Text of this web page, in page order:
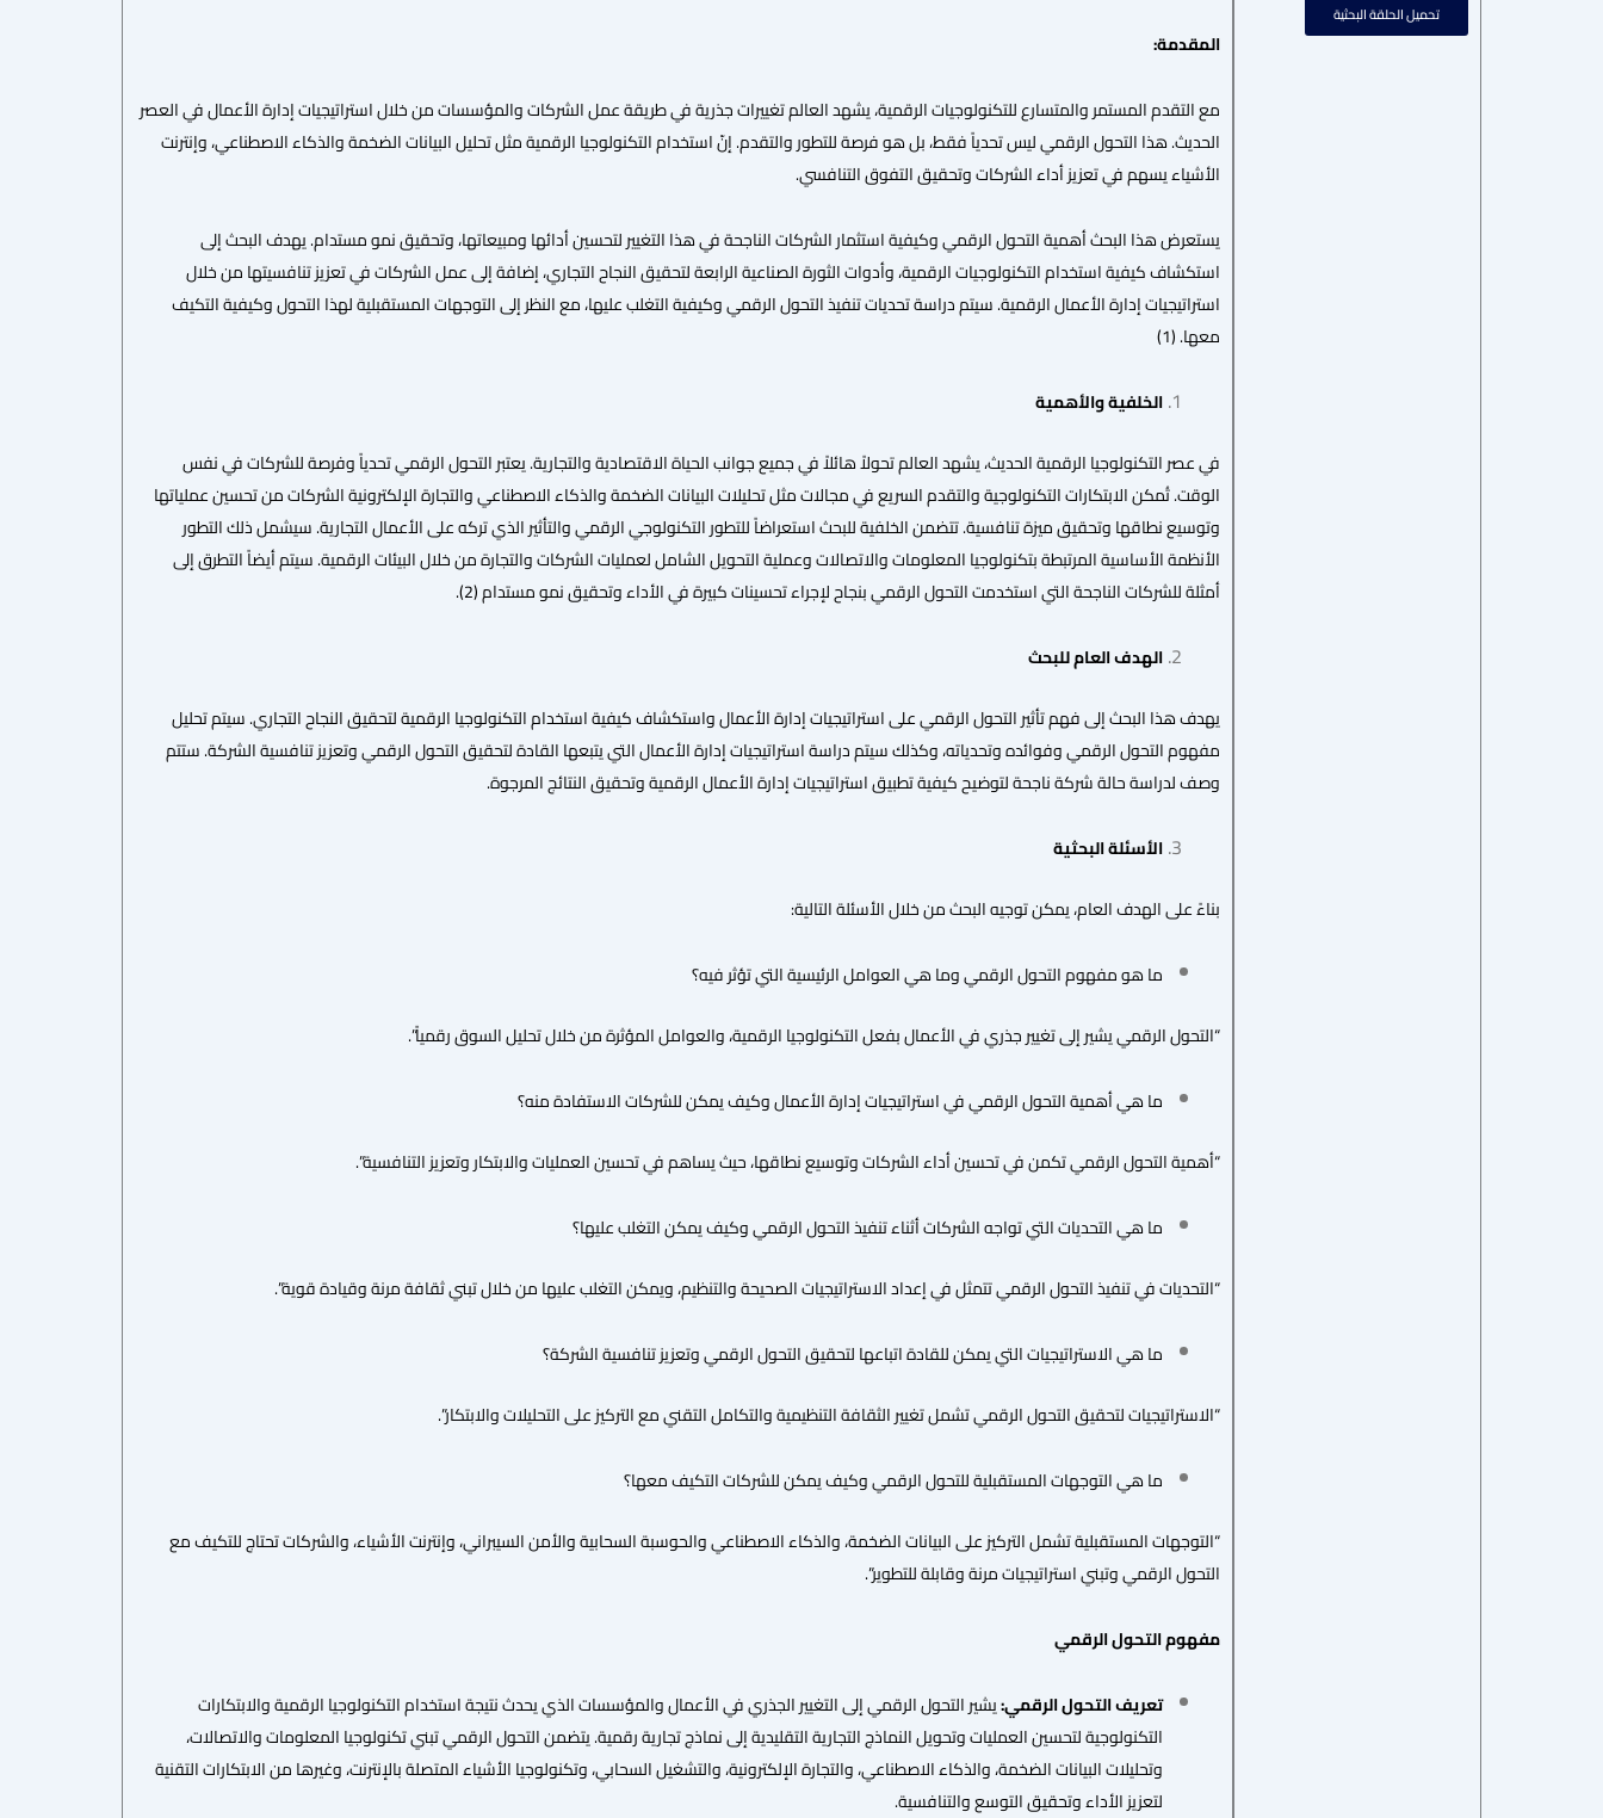
تحميل الحلقة البحثية
المقدمة:
مع التقدم المستمر والمتسارع للتكنولوجيات الرقمية، يشهد العالم تغييرات جذرية في طريقة عمل الشركات والمؤسسات من خلال استراتيجيات إدارة الأعمال في العصر
الحديث. هذا التحول الرقمي ليس تحدياً فقط، بل هو فرصة للتطور والتقدم. إنّ استخدام التكنولوجيا الرقمية مثل تحليل البيانات الضخمة والذكاء الاصطناعي، وإنترنت
الأشياء يسهم في تعزيز أداء الشركات وتحقيق التفوق التنافسي.
يستعرض هذا البحث أهمية التحول الرقمي وكيفية استثمار الشركات الناجحة في هذا التغيير لتحسين أدائها ومبيعاتها، وتحقيق نمو مستدام. يهدف البحث إلى
استكشاف كيفية استخدام التكنولوجيات الرقمية، وأدوات الثورة الصناعية الرابعة لتحقيق النجاح التجاري، إضافة إلى عمل الشركات في تعزيز تنافسيتها من خلال
استراتيجيات إدارة الأعمال الرقمية. سيتم دراسة تحديات تنفيذ التحول الرقمي وكيفية التغلب عليها، مع النظر إلى التوجهات المستقبلية لهذا التحول وكيفية التكيف
معها. (1)
الخلفية والأهمية
في عصر التكنولوجيا الرقمية الحديث، يشهد العالم تحولاً هائلاً في جميع جوانب الحياة الاقتصادية والتجارية. يعتبر التحول الرقمي تحدياً وفرصة للشركات في نفس
الوقت. تُمكن الابتكارات التكنولوجية والتقدم السريع في مجالات مثل تحليلات البيانات الضخمة والذكاء الاصطناعي والتجارة الإلكترونية الشركات من تحسين عملياتها
وتوسيع نطاقها وتحقيق ميزة تنافسية. تتضمن الخلفية للبحث استعراضاً للتطور التكنولوجي الرقمي والتأثير الذي تركه على الأعمال التجارية. سيشمل ذلك التطور
الأنظمة الأساسية المرتبطة بتكنولوجيا المعلومات والاتصالات وعملية التحويل الشامل لعمليات الشركات والتجارة من خلال البيئات الرقمية. سيتم أيضاً التطرق إلى
أمثلة للشركات الناجحة التي استخدمت التحول الرقمي بنجاح لإجراء تحسينات كبيرة في الأداء وتحقيق نمو مستدام (2).
الهدف العام للبحث
يهدف هذا البحث إلى فهم تأثير التحول الرقمي على استراتيجيات إدارة الأعمال واستكشاف كيفية استخدام التكنولوجيا الرقمية لتحقيق النجاح التجاري. سيتم تحليل
مفهوم التحول الرقمي وفوائده وتحدياته، وكذلك سيتم دراسة استراتيجيات إدارة الأعمال التي يتبعها القادة لتحقيق التحول الرقمي وتعزيز تنافسية الشركة. ستتم
وصف لدراسة حالة شركة ناجحة لتوضيح كيفية تطبيق استراتيجيات إدارة الأعمال الرقمية وتحقيق النتائج المرجوة.
الأسئلة البحثية
بناءً على الهدف العام، يمكن توجيه البحث من خلال الأسئلة التالية:
ما هو مفهوم التحول الرقمي وما هي العوامل الرئيسية التي تؤثر فيه؟
“التحول الرقمي يشير إلى تغيير جذري في الأعمال بفعل التكنولوجيا الرقمية، والعوامل المؤثرة من خلال تحليل السوق رقمياً”.
ما هي أهمية التحول الرقمي في استراتيجيات إدارة الأعمال وكيف يمكن للشركات الاستفادة منه؟
“أهمية التحول الرقمي تكمن في تحسين أداء الشركات وتوسيع نطاقها، حيث يساهم في تحسين العمليات والابتكار وتعزيز التنافسية”.
ما هي التحديات التي تواجه الشركات أثناء تنفيذ التحول الرقمي وكيف يمكن التغلب عليها؟
“التحديات في تنفيذ التحول الرقمي تتمثل في إعداد الاستراتيجيات الصحيحة والتنظيم، ويمكن التغلب عليها من خلال تبني ثقافة مرنة وقيادة قوية”.
ما هي الاستراتيجيات التي يمكن للقادة اتباعها لتحقيق التحول الرقمي وتعزيز تنافسية الشركة؟
“الاستراتيجيات لتحقيق التحول الرقمي تشمل تغيير الثقافة التنظيمية والتكامل التقني مع التركيز على التحليلات والابتكار”.
ما هي التوجهات المستقبلية للتحول الرقمي وكيف يمكن للشركات التكيف معها؟
“التوجهات المستقبلية تشمل التركيز على البيانات الضخمة، والذكاء الاصطناعي والحوسبة السحابية والأمن السيبراني، وإنترنت الأشياء، والشركات تحتاج للتكيف مع
التحول الرقمي وتبني استراتيجيات مرنة وقابلة للتطوير”.
مفهوم التحول الرقمي
تعريف التحول الرقمي:يشير التحول الرقمي إلى التغيير الجذري في الأعمال والمؤسسات الذي يحدث نتيجة استخدام التكنولوجيا الرقمية والابتكارات
التكنولوجية لتحسين العمليات وتحويل النماذج التجارية التقليدية إلى نماذج تجارية رقمية. يتضمن التحول الرقمي تبني تكنولوجيا المعلومات والاتصالات،
وتحليلات البيانات الضخمة، والذكاء الاصطناعي، والتجارة الإلكترونية، والتشغيل السحابي، وتكنولوجيا الأشياء المتصلة بالإنترنت، وغيرها من الابتكارات التقنية
لتعزيز الأداء وتحقيق التوسع والتنافسية.